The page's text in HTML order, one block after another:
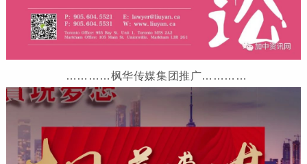
…………枫华传媒集团推广…………